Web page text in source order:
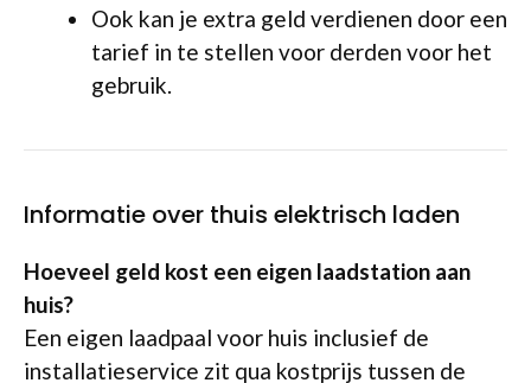
Ook kan je extra geld verdienen door een
tarief in te stellen voor derden voor het
gebruik.
Informatie over thuis elektrisch laden
Hoeveel geld kost een eigen laadstation aan
huis?
Een eigen laadpaal voor huis inclusief de
installatieservice zit qua kostprijs tussen de